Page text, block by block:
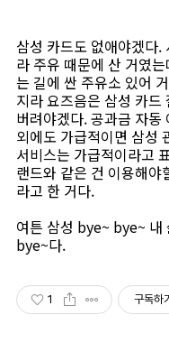
삼성 카드도 없애야겠다.
라 주유 때문에 산 거였
는 길에 싼 주유소 있어
지라 요즈음은 삼성 카드
버려야겠다. 공과금 자동
외에도 가급적이면 삼성
서비스는 가급적이라고
랜드와 같은 건 이용해야
라고 한 거다.
여튼 삼성 bye~ bye~ 내
bye~다.
1 구독하기